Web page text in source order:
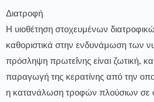
Διατροφή
Η υιοθέτηση στοχευμένων
καθοριστικά στην ενδυνάμωση των
πρόσληψη πρωτεΐνης είναι ζωτική,
παραγωγή της κερατίνης από την
η κατανάλωση τροφών πλούσιων σε